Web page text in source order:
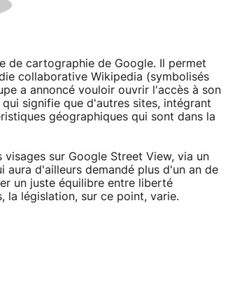
de cartographie de Google. Il permet
collaborative Wikipedia (symbolisés
a annoncé vouloir ouvrir l'accès à son
signifie que d'autres sites, intégrant
géographiques qui sont dans la
sur Google Street View, via un
aura d'ailleurs demandé plus d'un an de
un juste équilibre entre liberté
la législation, sur ce point, varie.